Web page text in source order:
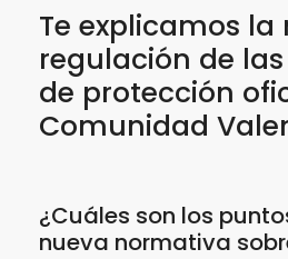
Te explicamos la
regulación de
de protección
Comunidad
¿Cuáles son los
nueva normativa